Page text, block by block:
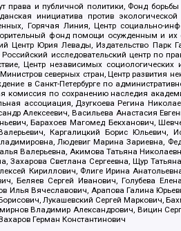
и публичной политики, Фонд борьбы
инициатива против экологической
Горячая Линия, Центр социально-
фонд помощи осужденным и
Центр Юрия Левады, Издательство Парк
исследовательский центр по
Центр независимых социологических
северных стран, Центр развития
в Санкт-Петербурге по
комиссия по сохранению наследия
ассоциация, Дзугкоева Регина
Алексеевич, Васильева Анастасия
Барахоев Магомед Бекханович,
Каргалицкий Борис Юльевич,
Людевиг Марина Зариевна,
Валерьевна, Акимова Татьяна
Захарова Светлана Сергеевна, Щур
Кириллович, Флиге Ирина
Беляев Сергей Иванович, Голубева
Илья Вячеславович, Арапова Галина
Лукашевский Сергей Маркович,
Владимир Александрович, Вицин
Герман Константинович